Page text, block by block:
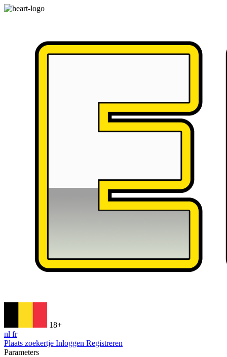
18+
nl fr
Plaats zoekertje Inloggen Registreren
Parameters